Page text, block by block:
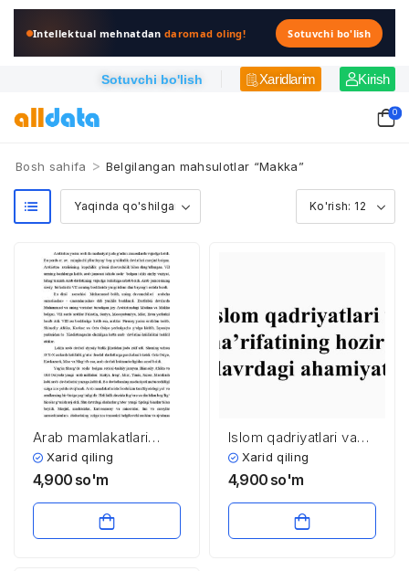
Intellektual mehnatdandaromad oling! Sotuvchi bo'lish
Sotuvchi bo'lish Xaridlarim Kirish
0
Bosh sahifa > Belgilangan mahsulotlar “Makka”
Arab mamlakatlari
arxitekturasi
Xarid qiling
4,900 so'm
Islom qadriyatlari va
ma’rifatining hozirgi
davrdagi ahamiyati
Xarid qiling
4,900 so'm